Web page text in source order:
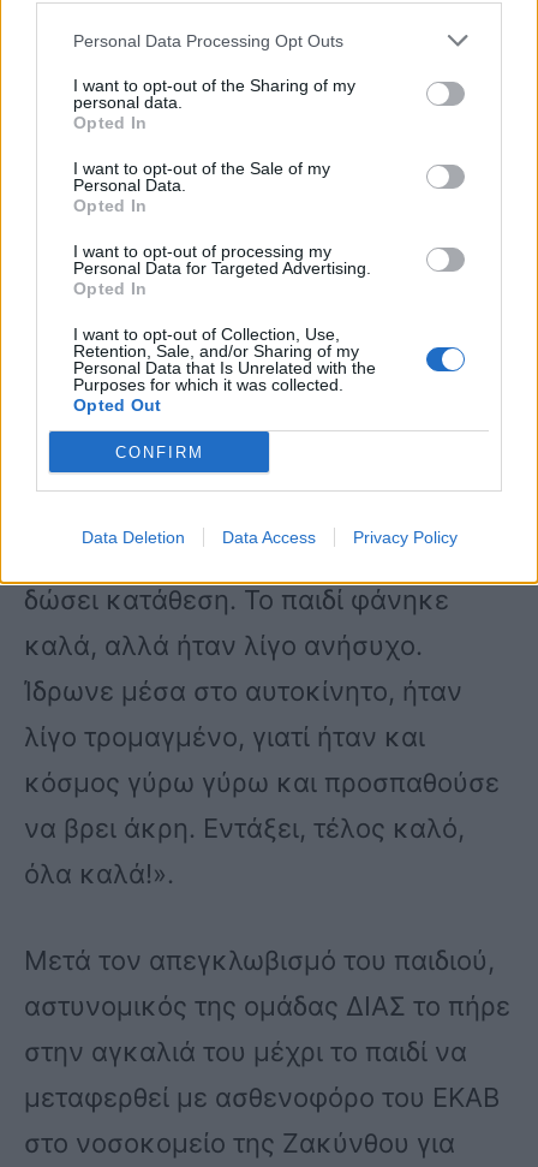
Personal Data Processing Opt Outs
I want to opt-out of the Sharing of my
personal data.
Opted In
I want to opt-out of the Sale of my
Personal Data.
Opted In
I want to opt-out of processing my
Personal Data for Targeted Advertising.
Opted In
I want to opt-out of Collection, Use,
Retention, Sale, and/or Sharing of my
Personal Data that Is Unrelated with the
Purposes for which it was collected.
Opted Out
CONFIRM
Data Deletion Data Access Privacy Policy
έρθει και να φέρει τα δεύτερα κλειδιά
γιατί ήμασταν έτοιμοι να σπάσουμε το
τζάμι. Πήραμε την αστυνομία και το
εταιρία ενοικιαζόμενων, άνοιξαν το
αυτοκίνητο, ανοίξαμε το aircondition,
ήρθε και η αστυνομία.
Μετά από μισή ώρα, εμφανίστηκε η
μητέρα. Πήγε με το μωρό στο
νοσοκομείο για να σιγουρευτούν ότι
αστυνομία πήρε το σύντροφο για να
δώσει κατάθεση. Το παιδί φάνηκε
καλά, αλλά ήταν λίγο ανήσυχο.
Ίδρωνε μέσα στο αυτοκίνητο, ήταν
λίγο τρομαγμένο, γιατί ήταν και
κόσμος γύρω γύρω και προσπαθούσε
να βρει άκρη. Εντάξει, τέλος καλό,
όλα καλά!».
Μετά τον απεγκλωβισμό του παιδιού,
αστυνομικός της ομάδας ΔΙΑΣ το πήρε
στην αγκαλιά του μέχρι το παιδί να
μεταφερθεί με ασθενοφόρο του ΕΚΑΒ
στο νοσοκομείο της Ζακύνθου για